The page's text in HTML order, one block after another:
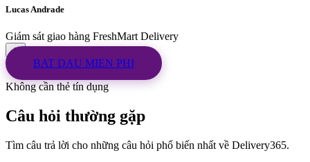
Lucas Andrade
Giám sát giao hàng FreshMart Delivery
BAT DAU MIEN PHI
Không cần thẻ tín dụng
Câu hỏi thường gặp
Tìm câu trả lời cho những câu hỏi phổ biến nhất về Delivery365.